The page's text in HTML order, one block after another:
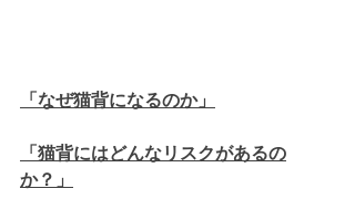
「なぜ猫背になるのか」
「猫背にはどんなリスクがあるの
か？」